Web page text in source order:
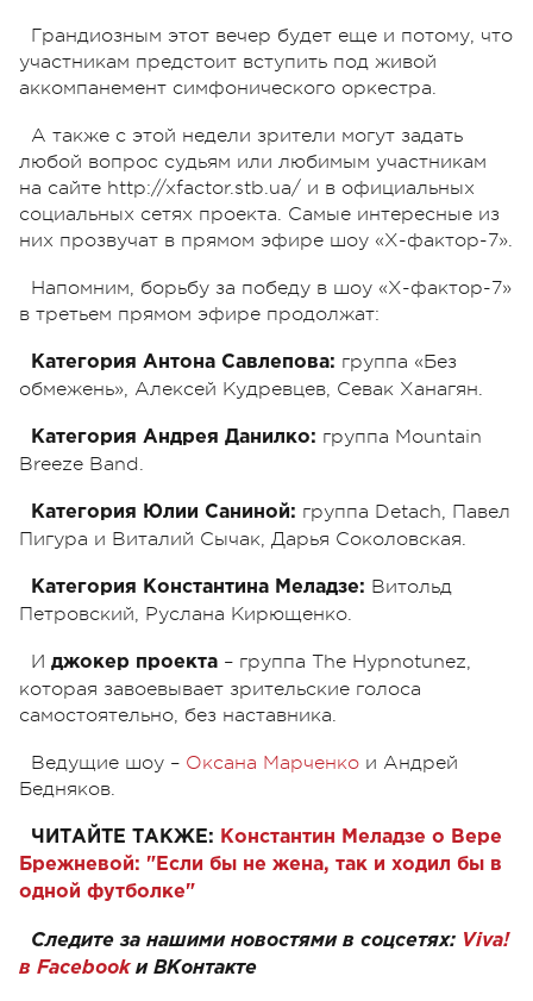
Грандиозным этот вечер будет еще и потому, что
участникам предстоит вступить под живой
аккомпанемент симфонического оркестра.
А также с этой недели зрители могут задать
любой вопрос судьям или любимым участникам
на сайте http://xfactor.stb.ua/ и в официальных
социальных сетях проекта. Самые интересные из
них прозвучат в прямом эфире шоу «Х-фактор-7».
Напомним, борьбу за победу в шоу «Х-фактор-7»
в третьем прямом эфире продолжат:
Категория Антона Савлепова: группа «Без
обмежень», Алексей Кудревцев, Севак Ханагян.
Категория Андрея Данилко: группа Mountain
Breeze Band.
Категория Юлии Саниной: группа Detach, Павел
Пигура и Виталий Сычак, Дарья Соколовская.
Категория Константина Меладзе: Витольд
Петровский, Руслана Кирющенко.
И джокер проекта – группа The Hypnotunez,
которая завоевывает зрительские голоса
самостоятельно, без наставника.
Ведущие шоу – Оксана Марченко и Андрей
Бедняков.
ЧИТАЙТЕ ТАКЖЕ: Константин Меладзе о Вере
Брежневой: "Если бы не жена, так и ходил бы в
одной футболке"
Следите за нашими новостями в соцсетях: Viva!
в Facebookи ВКонтакте